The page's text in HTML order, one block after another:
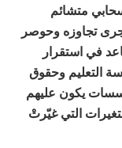
متشائم
جرى تجاوزه وحوصر
في استقرار
التعليم وحقوق
يكون عليهم
التي غيّرتْ